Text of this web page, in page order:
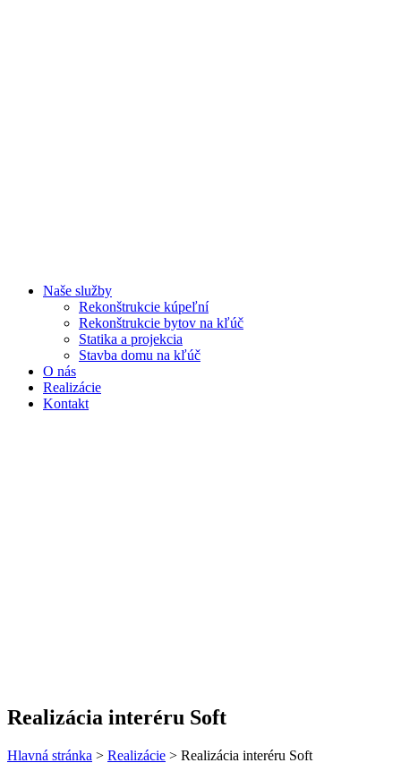
Naše služby
Rekonštrukcie kúpeľní
Rekonštrukcie bytov na kľúč
Statika a projekcia
Stavba domu na kľúč
O nás
Realizácie
Kontakt
Realizácia interéru Soft
Hlavná stránka > Realizácie > Realizácia interéru Soft